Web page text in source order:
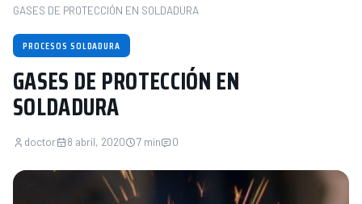
GASES DE PROTECCIÓN EN SOLDADURA
PROCESOS SOLDADURA
GASES DE PROTECCIÓN EN
SOLDADURA
doctor 8 abril, 2020 7 min 0